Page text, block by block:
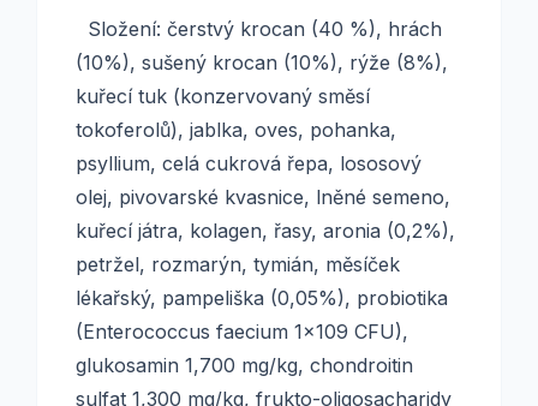
Složení: čerstvý krocan (40 %), hrách
(10%), sušený krocan (10%), rýže (8%),
kuřecí tuk (konzervovaný směsí
tokoferolů), jablka, oves, pohanka,
psyllium, celá cukrová řepa, lososový
olej, pivovarské kvasnice, lněné semeno,
kuřecí játra, kolagen, řasy, aronia (0,2%),
petržel, rozmarýn, tymián, měsíček
lékařský, pampeliška (0,05%), probiotika
(Enterococcus faecium 1x109 CFU),
glukosamin 1,700 mg/kg, chondroitin
sulfat 1,300 mg/kg, frukto-oligosacharidy